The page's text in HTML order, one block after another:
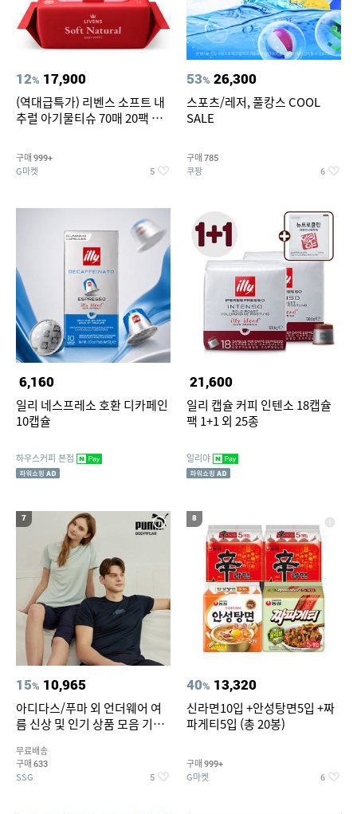
12% 17,900
(역대급특가) 리벤스 소프트 내
추럴 아기물티슈 70매 20팩 캡
구매 999+
G마켓 5
53% 26,300
스포츠/레저, 풀캉스 COOL
SALE
구매 785
쿠팡 6
6,160
일리 네스프레소 호환 디카페인
10캡슐
하우스커피 본점
21,600
일리 캡슐 커피 인텐소 18캡슐
팩 1+1 외 25종
일리야
7
15% 10,965
아디다스/푸마 외 언더웨어 여
름 신상 및 인기 상품 모음 기획
무료배송
구매 633
SSG 5
8
40% 13,320
신라면10입 +안성탕면5입 +짜
파게티5입 (총 20봉)
구매 999+
G마켓 6